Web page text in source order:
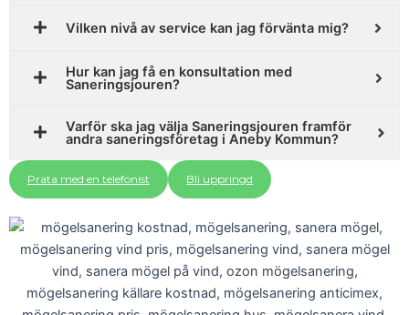
Vilken nivå av service kan jag förvänta mig?
Hur kan jag få en konsultation med
Saneringsjouren?
Varför ska jag välja Saneringsjouren framför
andra saneringsföretag i Aneby Kommun?
Prata med en telefonist Bli uppringd